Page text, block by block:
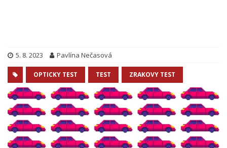
5. 8. 2023 Pavlína Nečasová
OPTICKY TEST TEST ZRAKOVY TEST